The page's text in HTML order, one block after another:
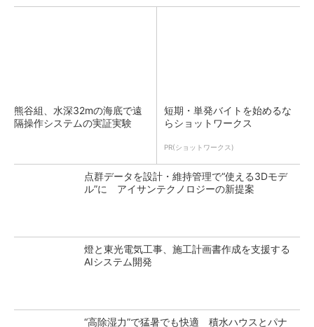
熊谷組、水深32mの海底で遠
隔操作システムの実証実験
短期・単発バイトを始めるな
らショットワークス
PR(ショットワークス)
点群データを設計・維持管理で“使える3Dモデ
ル”に アイサンテクノロジーの新提案
燈と東光電気工事、施工計画書作成を支援する
AIシステム開発
“高除湿力”で猛暑でも快適 積水ハウスとパナ